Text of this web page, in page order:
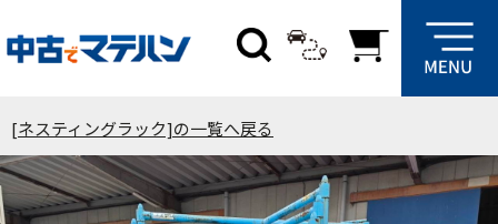
[ネスティングラック]の一覧へ戻る